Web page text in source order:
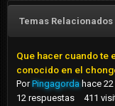
Temas Relacionados
Que hacer cuando te
conocido en el
PorPingagorda hace
12 respuestas 411